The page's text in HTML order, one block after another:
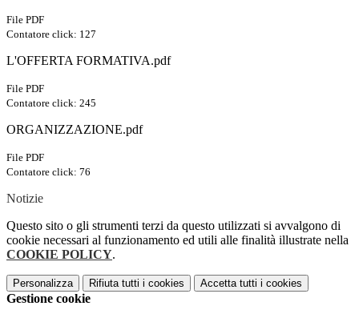
File PDF
Contatore click: 127
L'OFFERTA FORMATIVA.pdf
File PDF
Contatore click: 245
ORGANIZZAZIONE.pdf
File PDF
Contatore click: 76
Notizie
Questo sito o gli strumenti terzi da questo utilizzati si avvalgono di
cookie necessari al funzionamento ed utili alle finalità illustrate nella
COOKIE POLICY.
Personalizza Rifiuta tutti i cookies Accetta tutti i cookies
Gestione cookie